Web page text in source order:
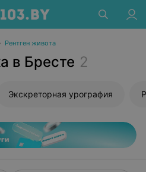
Рентген живота
в Бресте 2
Экскреторная урография